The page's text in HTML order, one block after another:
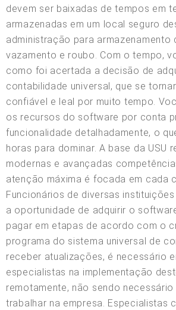
devem ser baixadas de tempos em
armazenadas em um local seguro
administração para armazenamento
vazamento e roubo. Com o tempo,
como foi acertada a decisão de
contabilidade universal, que se
confiável e leal por muito tempo.
os recursos do software por conta
funcionalidade detalhadamente, o
horas para dominar. A base da USU
modernas e avançadas
atenção máxima é focada em cada
Funcionários de diversas
a oportunidade de adquirir o
pagar em etapas de acordo com o
programa do sistema universal de
receber atualizações, é necessário
especialistas na implementação
remotamente, não sendo necessário
trabalhar na empresa. Especialistas